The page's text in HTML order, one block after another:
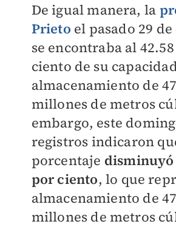
De igual manera, la
Prieto el pasado 29
se encontraba al
ciento de su
almacenamiento de
millones de metros
embargo, este
registros indicaron
porcentaje disminuyó
por ciento, lo que
almacenamiento de
millones de metros